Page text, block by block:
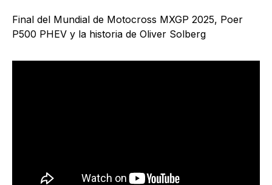
Final del Mundial de Motocross MXGP 2025, Poer
P500 PHEV y la historia de Oliver Solberg